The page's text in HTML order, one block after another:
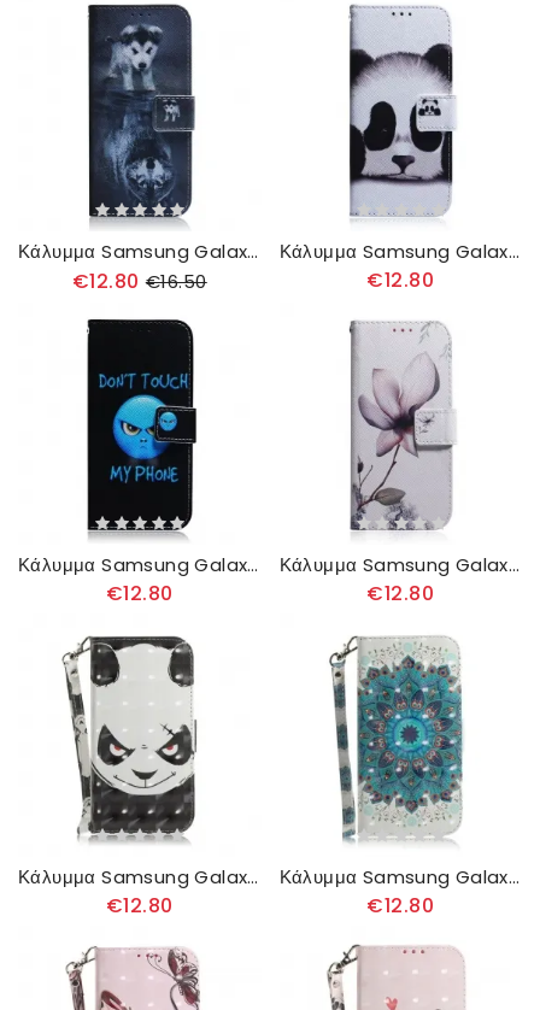
Κάλυμμα Samsung Galaxy A51 Ερνέστο Ο Λύκος
€12.80 €16.50
Κάλυμμα Samsung Galaxy A51 Πρόσωπο Panda
€12.80
Κάλυμμα Samsung Galaxy A51 Τηλέφωνο Emoji
€12.80
Κάλυμμα Samsung Galaxy A51 Dusty Pink Flower
€12.80
Κάλυμμα Samsung Galaxy A51 με κορδονι Angry Panda Με Λουράκι
€12.80
Κάλυμμα Samsung Galaxy A51 με κορδονι Αριστοτεχνική Μάνταλα Με Λουράκι
€12.80